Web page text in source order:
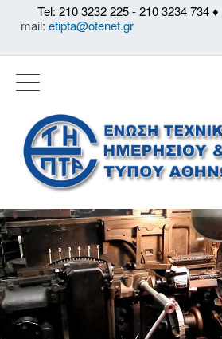
Tel: 210 3232 225 - 210 3234 734 ♦
mail: etipta@otenet.gr